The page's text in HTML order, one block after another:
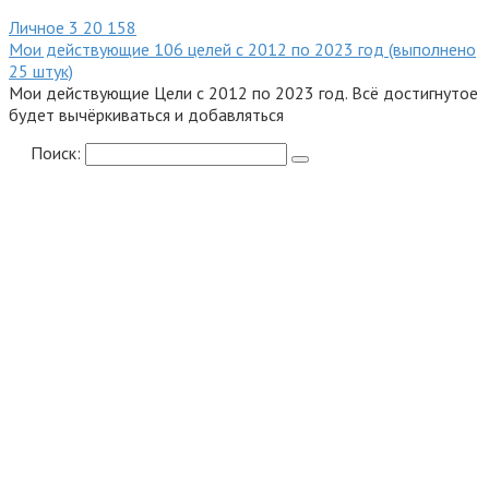
Личное 3 20 158
Мои действующие 106 целей с 2012 по 2023 год (выполнено
25 штук)
Мои действующие Цели с 2012 по 2023 год. Всё достигнутое
будет вычёркиваться и добавляться
Поиск: